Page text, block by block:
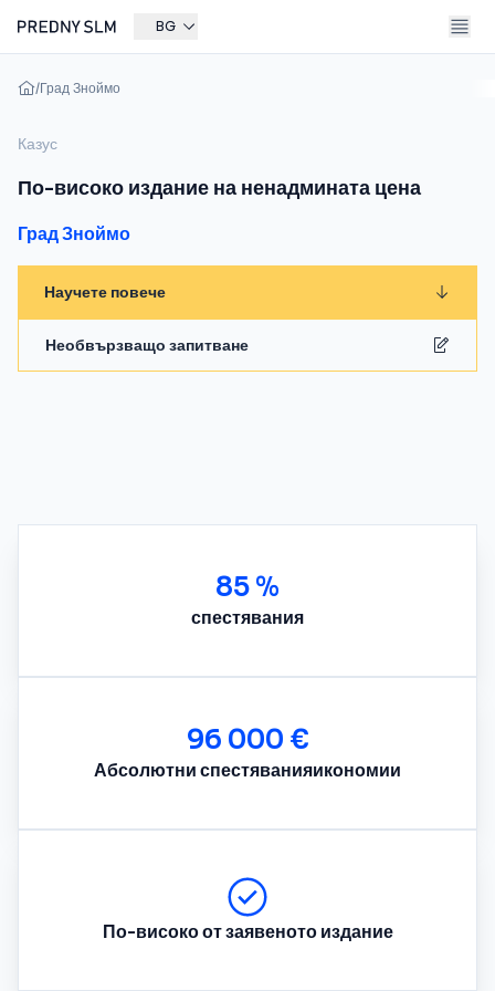
BG
/Град Зноймо
Казус
По-високо издание на ненадмината цена
Град Зноймо
Научете повече
Необвързващо запитване
85 %
спестявания
96 000 €
Абсолютни спестяванияикономии
По-високо от заявеното издание